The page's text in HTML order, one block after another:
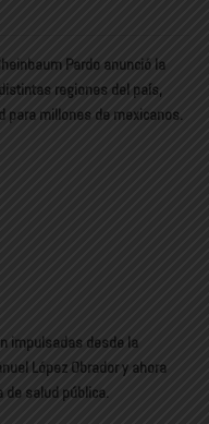
Pardo anunció la
regiones del país,
para millones de mexicanos.
impulsadas desde la
López Obradory ahora
de salud pública.